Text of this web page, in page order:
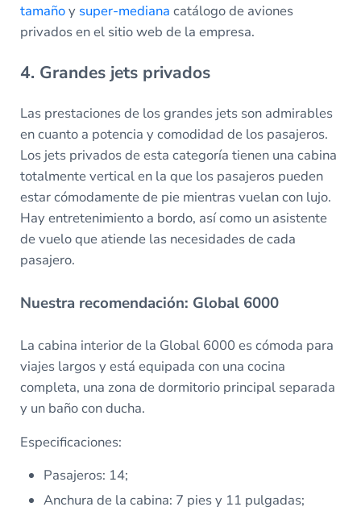
tamañoy super-mediana catálogo de aviones
privados en el sitio web de la empresa.
4. Grandes jets privados
Las prestaciones de los grandes jets son admirables
en cuanto a potencia y comodidad de los pasajeros.
Los jets privados de esta categoría tienen una cabina
totalmente vertical en la que los pasajeros pueden
estar cómodamente de pie mientras vuelan con lujo.
Hay entretenimiento a bordo, así como un asistente
de vuelo que atiende las necesidades de cada
pasajero.
Nuestra recomendación: Global 6000
La cabina interior de la Global 6000 es cómoda para
viajes largos y está equipada con una cocina
completa, una zona de dormitorio principal separada
y un baño con ducha.
Especificaciones:
Pasajeros: 14;
Anchura de la cabina: 7 pies y 11 pulgadas;